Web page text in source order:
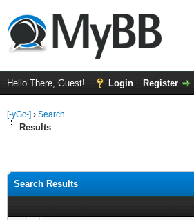
Hello There, Guest! Login Register
[-yGc-] › Search
Results
Search Results